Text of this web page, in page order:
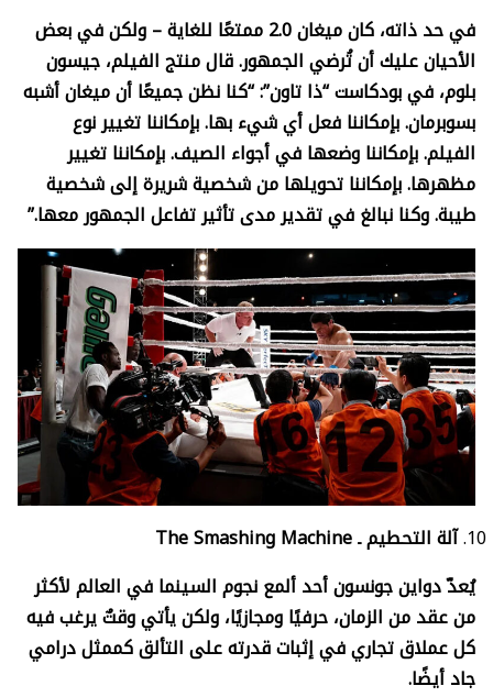
في حد ذاته، كان ميغان 2.0 ممتعًا للغاية – ولكن في بعض
الأحيان عليك أن تُرضي الجمهور. قال منتج الفيلم، جيسون
بلوم، في بودكاست “ذا تاون”: “كنا نظن جميعًا أن ميغان أشبه
بسوبرمان. بإمكاننا فعل أي شيء بها. بإمكاننا تغيير نوع
الفيلم. بإمكاننا وضعها في أجواء الصيف. بإمكاننا تغيير
مظهرها. بإمكاننا تحويلها من شخصية شريرة إلى شخصية
طيبة. وكنا نبالغ في تقدير مدى تأثير تفاعل الجمهور معها.”
آلة التحطيم ـThe Smashing Machine
يُعدّ دواين جونسون أحد ألمع نجوم السينما في العالم لأكثر
من عقد من الزمان، حرفيًا ومجازيًا، ولكن يأتي وقتٌ يرغب فيه
كل عملاق تجاري في إثبات قدرته على التألق كممثل درامي
جاد أيضًا.